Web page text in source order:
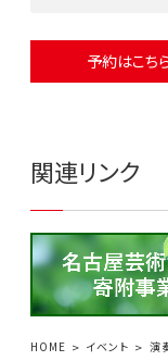
予約はこち
関連リンク
HOME イベント
演